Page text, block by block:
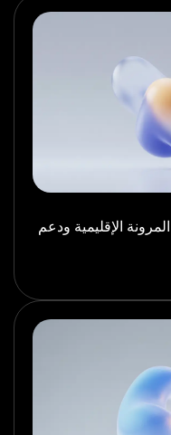
الإقليمية ودعم